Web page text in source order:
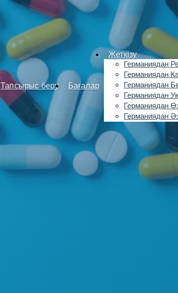
Тапсырыс беру Бағалар
Жеткізу
Германиядан
Германиядан
Германиядан
Германиядан
Германиядан
Германиядан